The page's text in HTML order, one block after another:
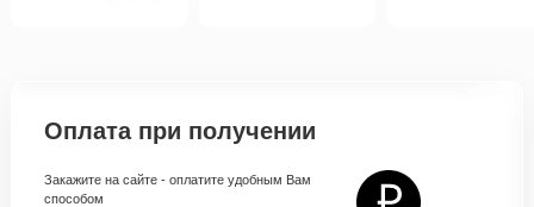
Оплата при получении
Закажите на сайте - оплатите удобным Вам
способом